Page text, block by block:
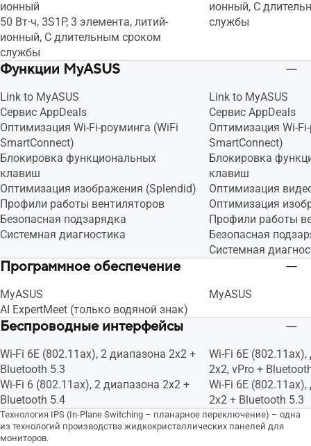
ионный
50 Вт·ч, 3S1P, 3 элемента, литий-
ионный, С длительным сроком
службы
ионный, С
службы
Функции MyASUS
Link to MyASUS
Сервис AppDeals
Оптимизация Wi-Fi-роуминга (WiFi
SmartConnect)
Блокировка функциональных
клавиш
Оптимизация изображения (Splendid)
Профили работы вентиляторов
Безопасная подзарядка
Системная диагностика
Link to MyASUS
Сервис AppDeals
Оптимизация Wi-
SmartConnect)
Блокировка
клавиш
Оптимизация
Оптимизация
Профили работы
Безопасная
Системная
Программное обеспечение
MyASUS
AI ExpertMeet (только водяной знак)
MyASUS
Беспроводные интерфейсы
Wi-Fi 6E (802.11ax), 2 диапазона 2х2 +
Bluetooth 5.3
Wi-Fi 6 (802.11ax), 2 диапазона 2х2 +
Bluetooth 5.4
Wi-Fi 6E
2х2, vPro +
Wi-Fi 6E
2х2 + Bluetooth 5.3
Технология IPS (In-Plane Switching – планарное переключение) – одна
из технологий производства жидкокристаллических панелей для
мониторов.